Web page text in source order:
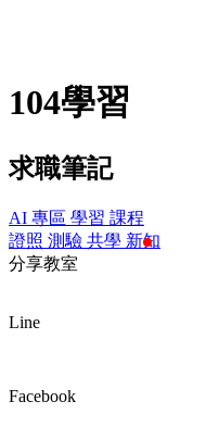
104學習
求職筆記
AI 專區 學習 課程
證照 測驗 共學 新知
分享教室
Line
Facebook